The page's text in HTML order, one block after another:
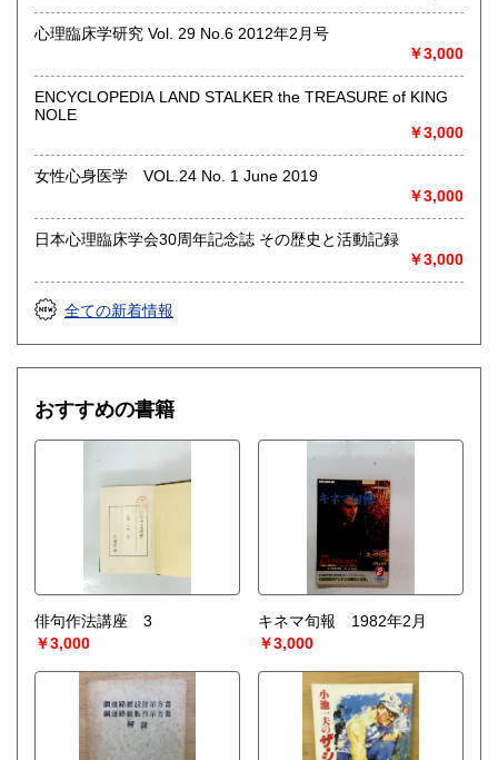
営業時間：-
定休日：-
書籍の買取について
◎出張買取◎
○出張買取は通常、東海圏のみ
※お売り頂ける本の量や質が見込める場合は関東〜近畿エリ
例
【1000冊以上の専門書やマニア書籍がある】
ものがある】
知識を要する】
-------------------------------------------
買取専用ダイヤル
050-3698-2626
-------------------------------------------
○30点より宅配送料無料
○梱包用ダンボールの無料送付可能
○買取金額の概算が知りたい方は、事前査定のサービスもぜひ
ご活用下さい。
宅配買取送付先
----------------------------------------
501-0224
岐阜県瑞穂市稲里197-1
古本倶楽部 宅配買取受付係
058-322-2366
----------------------------------------
心理臨床学研究 Vol. 29 No.6 2012年2月号
￥3,000
ENCYCLOPEDIA LAND STALKER the TREASURE of KING
NOLE
￥3,000
女性心身医学 VOL.24 No. 1 June 2019
￥3,000
日本心理臨床学会30周年記念誌 その歴史と活動記録
￥3,000
全ての新着情報
おすすめの書籍
俳句作法講座 3
￥3,000
キネマ旬報 1982年2月
￥3,000